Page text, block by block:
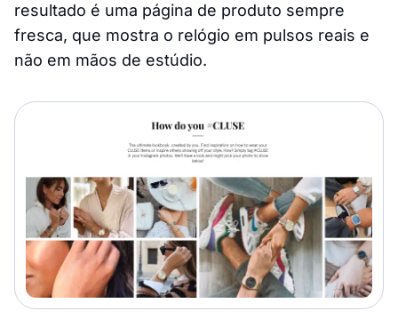
resultado é uma página de produto sempre
fresca, que mostra o relógio em pulsos reais e
não em mãos de estúdio.